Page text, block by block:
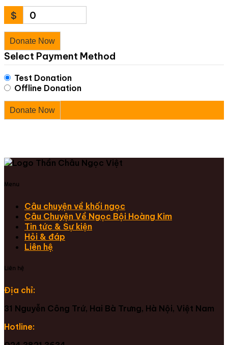
$ 0
Donate Now
Select Payment Method
Test Donation
Offline Donation
Menu
Câu chuyện về khối ngọc
Câu Chuyện Về Ngọc Bội Hoàng Kim
Tin tức & Sự kiện
Hỏi & đáp
Liên hệ
Liên hệ
Địa chỉ:
31 Nguyễn Công Trứ, Hai Bà Trưng, Hà Nội, Việt Nam
Hotline: